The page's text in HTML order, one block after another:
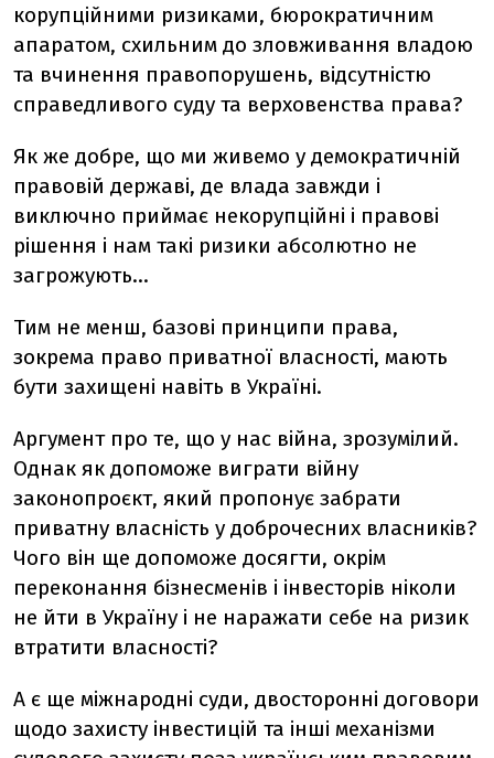
корупційними ризиками, бюрократичним
апаратом, схильним до зловживання владою
та вчинення правопорушень, відсутністю
справедливого суду та верховенства права?
Як же добре, що ми живемо у демократичній
правовій державі, де влада завжди і
виключно приймає некорупційні і правові
рішення і нам такі ризики абсолютно не
загрожують…
Тим не менш, базові принципи права,
зокрема право приватної власності, мають
бути захищені навіть в Україні.
Аргумент про те, що у нас війна, зрозумілий.
Однак як допоможе виграти війну
законопроєкт, який пропонує забрати
приватну власність у доброчесних власників?
Чого він ще допоможе досягти, окрім
переконання бізнесменів і інвесторів ніколи
не йти в Україну і не наражати себе на ризик
втратити власності?
А є ще міжнародні суди, двосторонні договори
щодо захисту інвестицій та інші механізми